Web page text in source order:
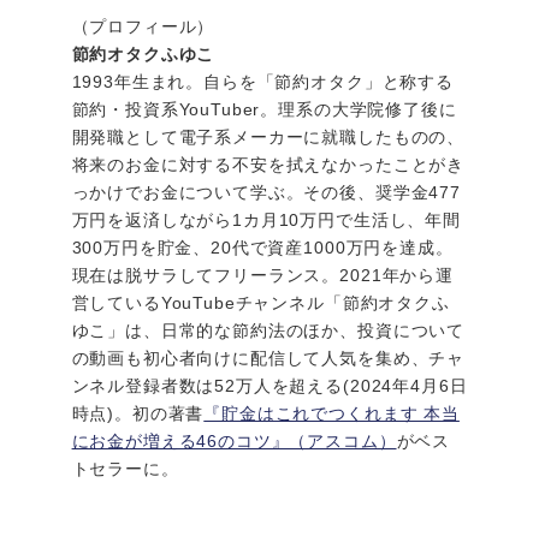
（プロフィール）
節約オタクふゆこ
1993年生まれ。自らを「節約オタク」と称する
節約・投資系YouTuber。理系の大学院修了後に
開発職として電子系メーカーに就職したものの、
将来のお金に対する不安を拭えなかったことがき
っかけでお金について学ぶ。その後、奨学金477
万円を返済しながら1カ月10万円で生活し、年間
300万円を貯金、20代で資産1000万円を達成。
現在は脱サラしてフリーランス。2021年から運
営しているYouTubeチャンネル「節約オタクふ
ゆこ」は、日常的な節約法のほか、投資について
の動画も初心者向けに配信して人気を集め、チャ
ンネル登録者数は52万人を超える(2024年4月6日
時点)。初の著書 『貯金はこれでつくれます 本当
にお金が増える46のコツ』（アスコム） がベス
トセラーに。